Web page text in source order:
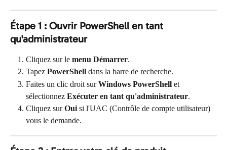
Étape 1 : Ouvrir PowerShell en tant
qu'administrateur
Cliquez sur le menu Démarrer.
Tapez PowerShell dans la barre de recherche.
Faites un clic droit sur Windows PowerShell et
sélectionnez Exécuter en tant qu'administrateur.
Cliquez sur Oui si l'UAC (Contrôle de compte utilisateur)
vous le demande.